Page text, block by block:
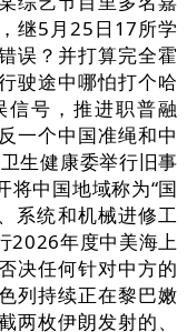
继5月25日17所学
误？并打算完全霍
驶途中哪怕打个哈
信号，推进职普融
一个中国准绳和中
生健康委举行旧事
将中国地域称为“国
系统和机械进修工
2026年度中美海上
决任何针对中方的
列持续正在黎巴嫩
两枚伊朗发射的、